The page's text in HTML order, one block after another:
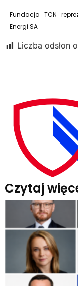
Fundacja TCN
Energi SA
Liczba odsłon
Czytaj